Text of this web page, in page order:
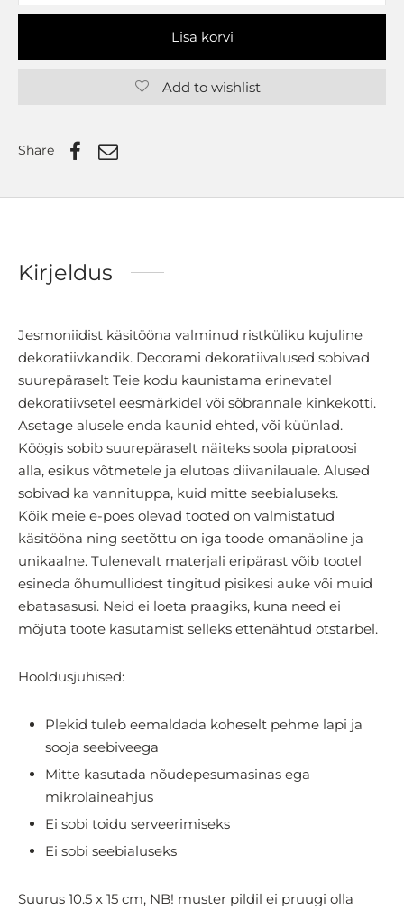
Lisa korvi
Add to wishlist
Share
Kirjeldus
Jesmoniidist käsitööna valminud ristküliku kujuline
dekoratiivkandik. Decorami dekoratiivalused sobivad
suurepäraselt Teie kodu kaunistama erinevatel
dekoratiivsetel eesmärkidel või sõbrannale kinkekotti.
Asetage alusele enda kaunid ehted, või küünlad.
Köögis sobib suurepäraselt näiteks soola pipratoosi
alla, esikus võtmetele ja elutoas diivanilauale. Alused
sobivad ka vannituppa, kuid mitte seebialuseks.
Kõik meie e-poes olevad tooted on valmistatud
käsitööna ning seetõttu on iga toode omanäoline ja
unikaalne. Tulenevalt materjali eripärast võib tootel
esineda õhumullidest tingitud pisikesi auke või muid
ebatasasusi. Neid ei loeta praagiks, kuna need ei
mõjuta toote kasutamist selleks ettenähtud otstarbel.
Hooldusjuhised:
Plekid tuleb eemaldada koheselt pehme lapi ja
sooja seebiveega
Mitte kasutada nõudepesumasinas ega
mikrolaineahjus
Ei sobi toidu serveerimiseks
Ei sobi seebialuseks
Suurus 10.5 x 15 cm, NB! muster pildil ei pruugi olla